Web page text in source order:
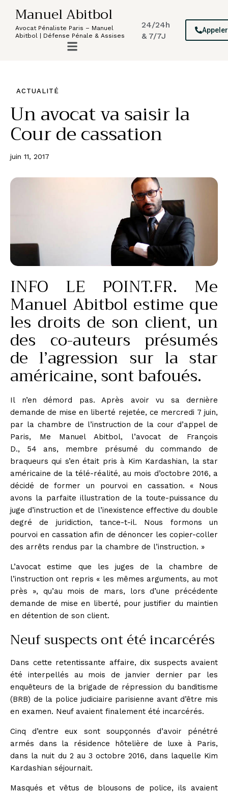
Manuel Abitbol
Avocat Pénaliste Paris – Manuel
Abitbol | Défense Pénale & Assises
24/24h
& 7/7J
Appeler
ACTUALITÉ
Un avocat va saisir la
Cour de cassation
juin 11, 2017
INFO LE POINT.FR. Me
Manuel Abitbol estime que
les droits de son client, un
des co-auteurs présumés
de l’agression sur la star
américaine, sont bafoués.
Il n’en démord pas. Après avoir vu sa dernière
demande de mise en liberté rejetée, ce mercredi 7 juin,
par la chambre de l’instruction de lacour d’appel de
Paris, Me Manuel Abitbol, l’avocat de François
D., 54 ans, membre présumé du commando de
braqueurs qui s’en était pris à Kim Kardashian, la star
américaine de la télé-réalité, au mois d’octobre 2016, a
décidé de former un pourvoi en cassation. « Nous
avons la parfaite illustration de la toute-puissance du
juge d’instruction et de l’inexistence effective du double
degré de juridiction, tance-t-il. Nous formons un
pourvoi en cassation afin de dénoncer les copier-coller
des arrêts rendus par la chambre de l’instruction. »
L’avocat estime que les juges de la chambre de
l’instruction ont repris « les mêmes arguments, au mot
près », qu’au mois de mars, lors d’une précédente
demande de mise en liberté, pour justifier du maintien
en détention de son client.
Neuf suspects ont été incarcérés
Dans cette retentissante affaire, dix suspects avaient
été interpellés au mois de janvier dernier par les
enquêteurs de la brigade de répression du banditisme
(BRB) de la police judiciaire parisienne avant d’être mis
en examen. Neuf avaient finalement été incarcérés.
Cinq d’entre eux sont soupçonnés d’avoir pénétré
armés dans la résidence hôtelière de luxe à Paris,
dans la nuit du 2 au 3 octobre 2016, dans laquelle Kim
Kardashian séjournait.
Masqués et vêtus de blousons de police, ils avaient